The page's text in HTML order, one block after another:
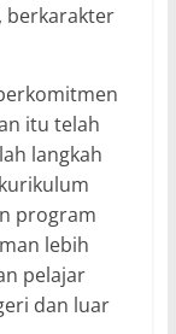
berkarakter
itu telah
langkah
program
lebih
pelajar
dan luar